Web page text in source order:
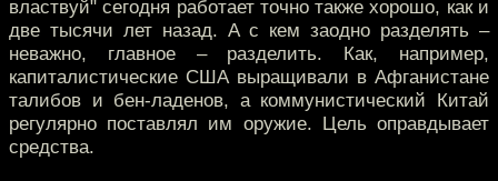
властвуй" сегодня работает точно также хорошо, как и
две тысячи лет назад. А с кем заодно разделять –
неважно, главное – разделить. Как, например,
капиталистические США выращивали в Афганистане
талибов и бен-ладенов, а коммунистический Китай
регулярно поставлял им оружие. Цель оправдывает
средства.